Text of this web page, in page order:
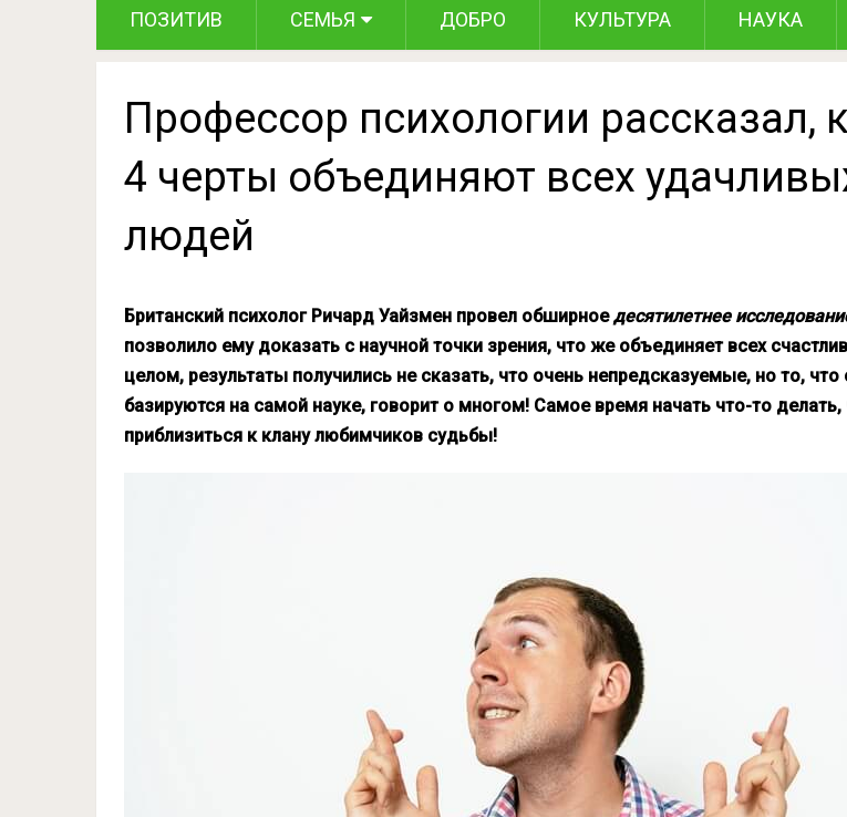
ПОЗИТИВ СЕМЬЯ ДОБРО КУЛЬТУРА НАУКА
Профессор психологии рассказал,
4 черты объединяют всех
людей
Британский психолог Ричард Уайзмен провел обширноедесятилетнее
позволило ему доказать с научной точки зрения, что же объединяет всех
целом, результаты получились не сказать, что очень непредсказуемые, но то, что
базируются на самой науке, говорит о многом! Самое время начать что-то
приблизиться к клану любимчиков судьбы!